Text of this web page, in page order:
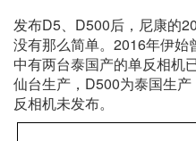
发布D5、D500后，尼康的
没有那么简单。2016年伊始
中有两台泰国产的单反相
仙台生产，D500为泰国生
反相机未发布。